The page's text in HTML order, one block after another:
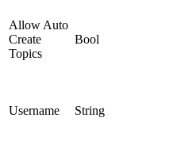
Allow Auto
Create
Topics
Bool
Username String